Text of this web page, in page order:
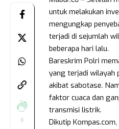
0
untuk melakukan
mengungkap
terjadi di sejumlah
beberapa hari lalu.
Bareskrim Polri
yang terjadi wilayah
akibat sabotase.
faktor cuaca dan
transmisi listrik.
Dikutip